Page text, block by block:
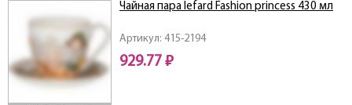
Артикул: 415-2194
Чайная пара lefard Fashion princess 430 мл
929.77 ₽